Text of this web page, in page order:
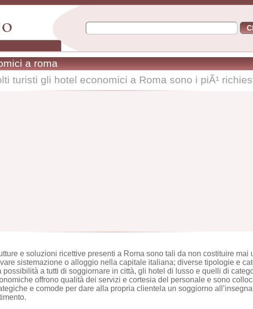
a roma
turisti gli hotel economici a Roma sono i piÃ¹
e soluzioni ricettive presenti a Roma sono tali da non costituire mai
sistemazione o alloggio nella capitale italiana; diverse tipologie e
possibilità a tutti di soggiornare in città, gli hotel di lusso e quelli di
offrono qualità dei servizi e cortesia del personale e sono
e comode per dare alla propria clientela un soggiorno all’insegna